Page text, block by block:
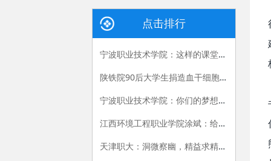
点击排行
宁波职业技术学院：这样的课堂，我们喜欢——有效课堂认证侧记
陕铁院90后大学生捐造血干细胞救人 生命接力跨越国界
宁波职业技术学院：你们的梦想我们的责任
江西环境工程职业学院涂斌：给自己布置的特殊作业
天津职大：洞微察幽，精益求精，严把视光人才出口关